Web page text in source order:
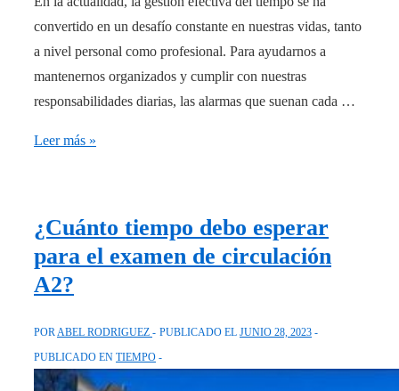
convertido en un desafío constante en nuestras vidas, tanto
a nivel personal como profesional. Para ayudarnos a
mantenernos organizados y cumplir con nuestras
responsabilidades diarias, las alarmas que suenan cada …
Descubre
alarma
que
suene
x
tiempo
Leer más »
¿Cuánto tiempo debo esperar
para el examen de circulación
A2?
POR ABEL RODRIGUEZ PUBLICADO EL JUNIO 28, 2023
PUBLICADO EN TIEMPO